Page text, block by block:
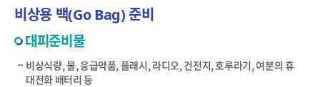
비상용 백(Go Bag) 준비
대피준비물
비상식량, 물, 응급약품, 플래시, 라디오, 건전지, 호루라기, 여분의 휴
대전화 배터리 등